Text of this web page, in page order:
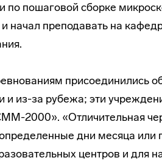
по пошаговой сборке
и начал преподавать на
присоединились
и из-за рубежа; эти
2000». «Отличительная
дни месяца или
центров и для